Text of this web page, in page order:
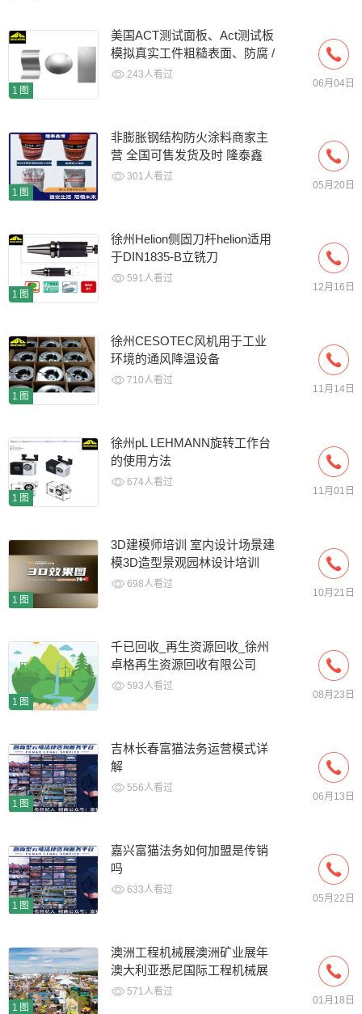
1图
美国ACT测试面板、Act测试板
模拟真实工件粗糙表面、防腐 /
涂层性能
243人看过
06月04日
1图
非膨胀钢结构防火涂料商家主
营 全国可售发货及时 隆泰鑫
博 301人看过
05月20日
1图
徐州Helion侧固刀杆helion适用
于DIN1835-B立铣刀
591人看过
12月16日
1图
徐州CESOTEC风机用于工业
环境的通风降温设备
710人看过
11月14日
1图
徐州pL LEHMANN旋转工作台
的使用方法
674人看过
11月01日
1图
3D建模师培训 室内设计场景建
模3D造型景观园林设计培训
698人看过
10月21日
1图
千已回收_再生资源回收_徐州
卓格再生资源回收有限公司
593人看过
08月23日
1图
吉林长春富猫法务运营模式详
解
556人看过
06月13日
1图
嘉兴富猫法务如何加盟是传销
吗
633人看过
05月22日
1图
澳洲工程机械展澳洲矿业展年
澳大利亚悉尼国际工程机械展
览会571人看过
01月18日